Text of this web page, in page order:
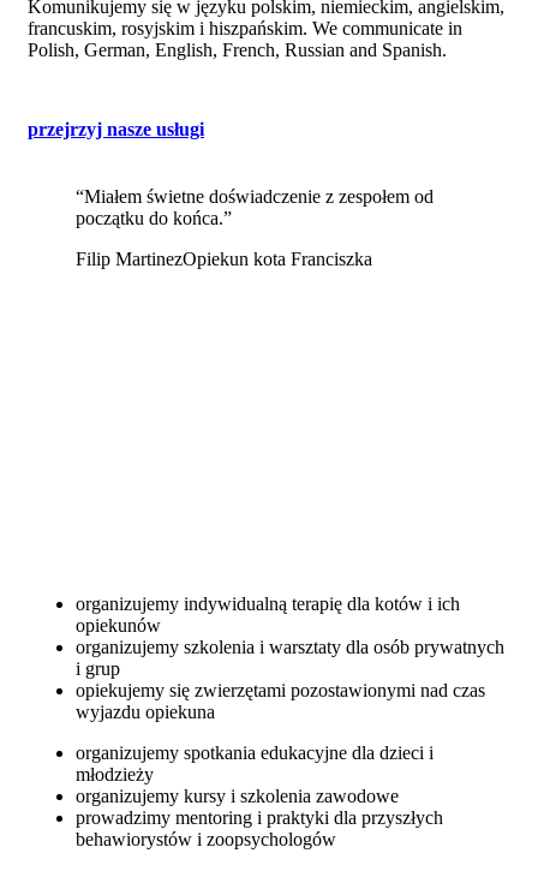
Komunikujemy się w języku polskim, niemieckim, angielskim,
francuskim, rosyjskim i hiszpańskim. We communicate in
Polish, German, English, French, Russian and Spanish.
przejrzyj nasze usługi
“Miałem świetne doświadczenie z zespołem od
początku do końca.”
Filip MartinezOpiekun kota Franciszka
organizujemy indywidualną terapię dla kotów i ich
opiekunów
organizujemy szkolenia i warsztaty dla osób prywatnych
i grup
opiekujemy się zwierzętami pozostawionymi nad czas
wyjazdu opiekuna
organizujemy spotkania edukacyjne dla dzieci i
młodzieży
organizujemy kursy i szkolenia zawodowe
prowadzimy mentoring i praktyki dla przyszłych
behawiorystów i zoopsychologów